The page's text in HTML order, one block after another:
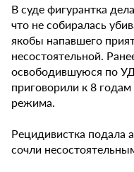
В суде фигурантка
что не собиралась
якобы напавшего
несостоятельной.
освободившуюся по
приговорили к 8
режима.
Рецидивистка подала
сочли